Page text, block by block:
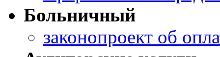
Больничный
законопроект об